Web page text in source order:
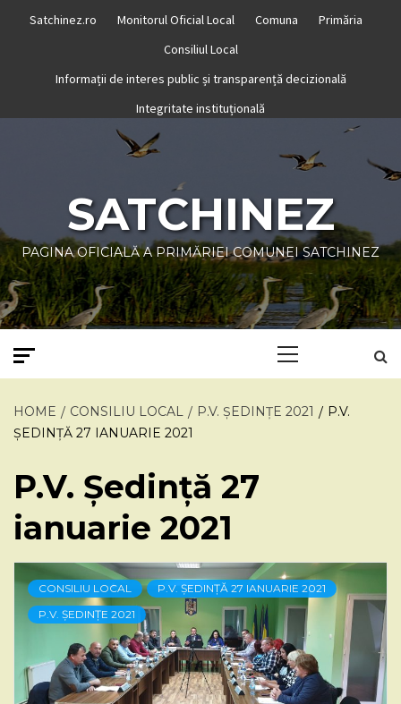
Satchinez.ro Monitorul Oficial Local Comuna
Primăria
Consiliul Local
Informații de interes public și transparență decizională
Integritate instituțională
SATCHINEZ
PAGINA OFICIALĂ A PRIMĂRIEI COMUNEI SATCHINEZ
HOME CONSILIU LOCAL P.V. ȘEDINȚE 2021
P.V.
ȘEDINȚĂ 27 IANUARIE 2021
P.V. Ședință 27
ianuarie 2021
CONSILIU LOCAL
P.V. ȘEDINȚĂ 27 IANUARIE 2021
P.V. ȘEDINȚE 2021